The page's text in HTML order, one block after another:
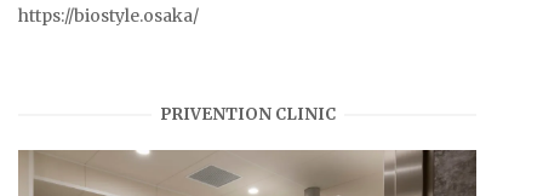
https://biostyle.osaka/
PRIVENTION CLINIC